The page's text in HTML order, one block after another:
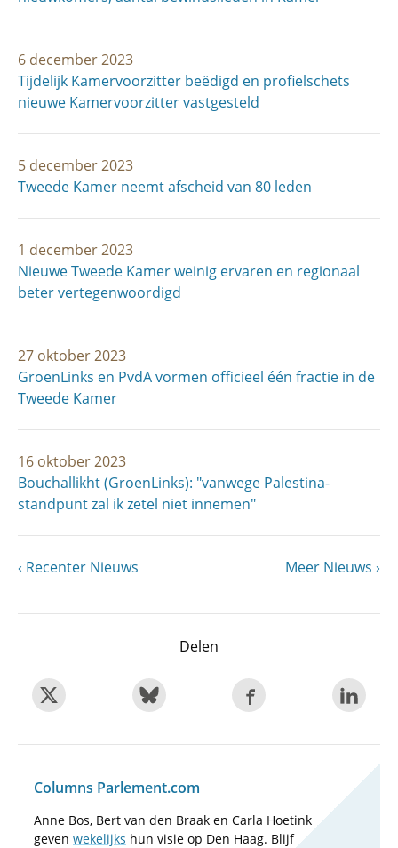
6 december 2023
Tijdelijk Kamervoorzitter beëdigd en profielschets
nieuwe Kamervoorzitter vastgesteld
5 december 2023
Tweede Kamer neemt afscheid van 80 leden
1 december 2023
Nieuwe Tweede Kamer weinig ervaren en regionaal
beter vertegenwoordigd
27 oktober 2023
GroenLinks en PvdA vormen officieel één fractie in de
Tweede Kamer
16 oktober 2023
Bouchallikht (GroenLinks): "vanwege Palestina-
standpunt zal ik zetel niet innemen"
Vorige
Recenter Nieuws
Volgende
Meer Nieuws
Delen
Columns Parlement.com
Anne Bos, Bert van den Braak en Carla Hoetink
geven wekelijks hun visie op Den Haag. Blijf